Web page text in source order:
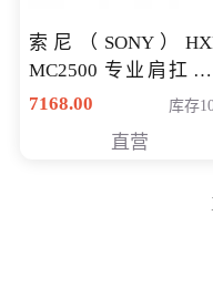
索尼（SONY）
MC2500 专业肩扛式
储卡全高清摄录一
清入门级摄像机
7168.00 库存
直营